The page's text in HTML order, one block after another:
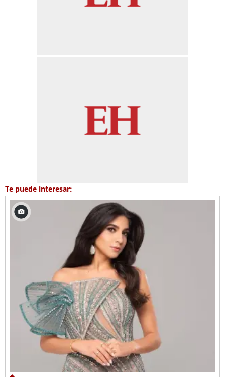
Te puede interesar: